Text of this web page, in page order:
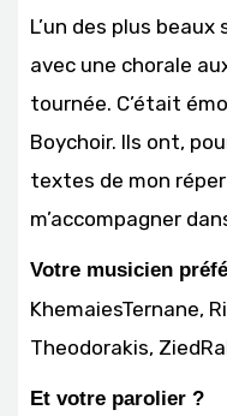
L’un des plus
avec une chorale
tournée. C’était
Boychoir. Ils ont,
textes de mon
m’accompagner
Votre musicien
KhemaiesTernane,
Theodorakis,
Et votre parolier ?